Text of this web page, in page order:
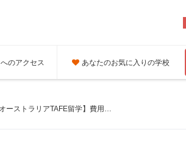
のアクセス あなたのお気に入りの学校
【オーストラリアTAFE留学】費用や大学編入、現地就職のメリットを徹底解説